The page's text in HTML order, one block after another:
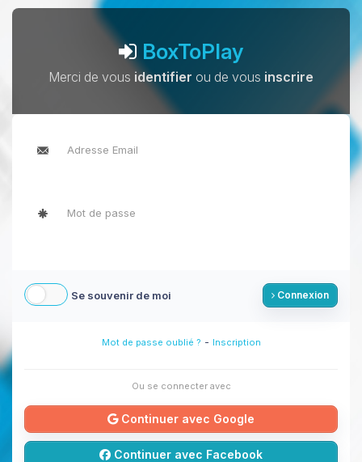
BoxToPlay
Merci de vous identifier ou de vous inscrire
Se souvenir de moi Connexion
Mot de passe oublié ? - Inscription
Ou se connecter avec
Continuer avec Google
Continuer avec Facebook